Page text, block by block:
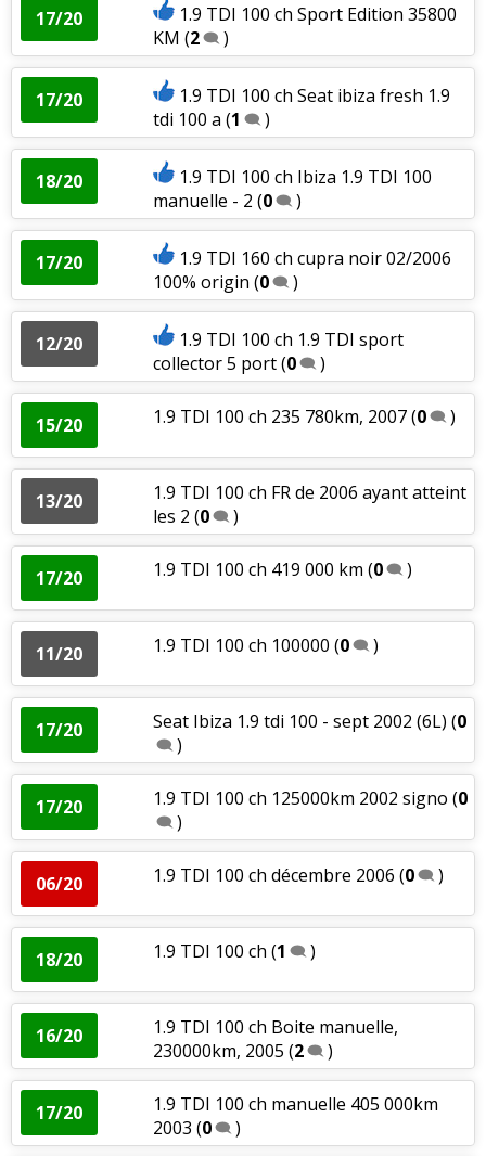
17/20
1.9 TDI 100 ch Sport Edition 35800
KM (2 )
17/20
1.9 TDI 100 ch Seat ibiza fresh 1.9
tdi 100 a (1 )
18/20
1.9 TDI 100 ch Ibiza 1.9 TDI 100
manuelle - 2 (0 )
17/20
1.9 TDI 160 ch cupra noir 02/2006
100% origin (0 )
12/20
1.9 TDI 100 ch 1.9 TDI sport
collector 5 port(0 )
15/20 1.9 TDI 100 ch 235 780km, 2007(0 )
13/20
1.9 TDI 100 ch FR de 2006 ayant atteint
les 2 (0 )
17/20 1.9 TDI 100 ch 419 000 km (0 )
11/20 1.9 TDI 100 ch 100000 (0 )
17/20 Seat Ibiza 1.9 tdi 100 - sept 2002 (6L) (0
)
17/20 1.9 TDI 100 ch 125000km 2002 signo (0
)
06/20 1.9 TDI 100 ch décembre 2006 (0 )
18/20 1.9 TDI 100 ch (1 )
16/20
1.9 TDI 100 ch Boite manuelle,
230000km, 2005 (2 )
17/20
1.9 TDI 100 ch manuelle 405 000km
2003 (0 )